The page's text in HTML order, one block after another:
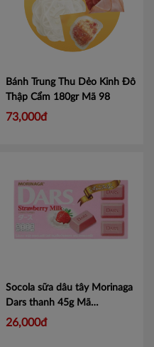
Bánh Trung Thu Dẻo Kinh Đô
Thập Cẩm 180gr Mã 98
73,000đ
Socola sữa dâu tây Morinaga
Dars thanh 45g Mã
101050085
26,000đ